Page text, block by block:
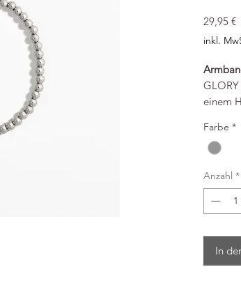
29,95 €
inkl.
einem
mit
Der
Farbe *
Anzahl *
In